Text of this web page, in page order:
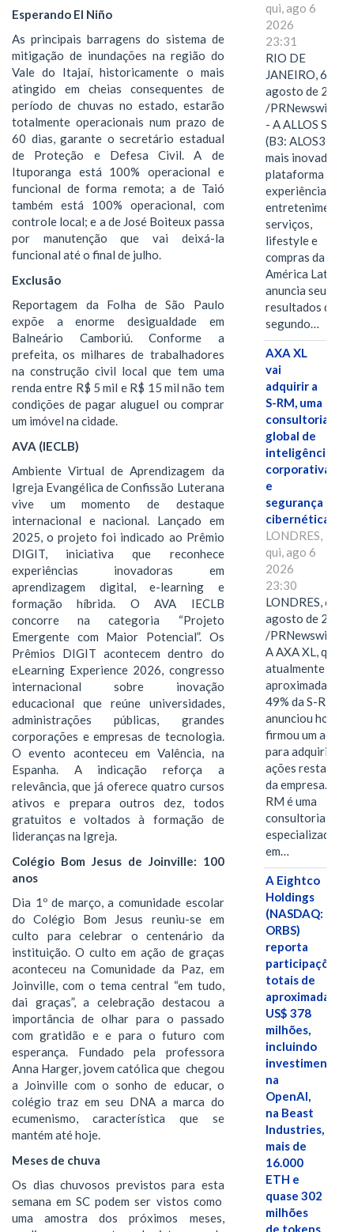
Esperando El Niño
As principais barragens do sistema de
mitigação de inundações na região do
Vale do Itajaí, historicamente o mais
atingido em cheias consequentes de
período de chuvas no estado, estarão
totalmente operacionais num prazo de
60 dias, garante o secretário estadual
de Proteção e Defesa Civil. A de
Ituporanga está 100% operacional e
funcional de forma remota; a de Taió
também está 100% operacional, com
controle local; e a de José Boiteux passa
por manutenção que vai deixá-la
funcional até o final de julho.
Exclusão
Reportagem da Folha de São Paulo
expõe a enorme desigualdade em
Balneário Camboriú. Conforme a
prefeita, os milhares de trabalhadores
na construção civil local que tem uma
renda entre R$ 5 mil e R$ 15 mil não tem
condições de pagar aluguel ou comprar
um imóvel na cidade.
AVA (IECLB)
Ambiente Virtual de Aprendizagem da
Igreja Evangélica de Confissão Luterana
vive um momento de destaque
internacional e nacional. Lançado em
2025, o projeto foi indicado ao Prêmio
DIGIT, iniciativa que reconhece
experiências inovadoras em
aprendizagem digital, e-learning e
formação híbrida. O AVA IECLB
concorre na categoria “Projeto
Emergente com Maior Potencial”. Os
Prêmios DIGIT acontecem dentro do
eLearning Experience 2026, congresso
internacional sobre inovação
educacional que reúne universidades,
administrações públicas, grandes
corporações e empresas de tecnologia.
O evento aconteceu em Valência, na
Espanha. A indicação reforça a
relevância, que já oferece quatro cursos
ativos e prepara outros dez, todos
gratuitos e voltados à formação de
lideranças na Igreja.
Colégio Bom Jesus de Joinville: 100
anos
Dia 1º de março, a comunidade escolar
do Colégio Bom Jesus reuniu-se em
culto para celebrar o centenário da
instituição. O culto em ação de graças
aconteceu na Comunidade da Paz, em
Joinville, com o tema central “em tudo,
dai graças”, a celebração destacou a
importância de olhar para o passado
com gratidão e e para o futuro com
esperança. Fundado pela professora
Anna Harger, jovem católica que chegou
a Joinville com o sonho de educar, o
colégio traz em seu DNA a marca do
ecumenismo, característica que se
mantém até hoje.
Meses de chuva
Os dias chuvosos previstos para esta
semana em SC podem ser vistos como
uma amostra dos próximos meses,
qui, ago 6
2026
23:31
RIO DE
JANEIRO, 6 de
agosto de 2026
/PRNewswire/ -
- A ALLOS S.A.
(B3: ALOS3), a
mais inovadora
plataforma de
experiências,
entretenimento,
serviços,
lifestyle e
compras da
América Latina
anuncia seus
resultados do
segundo…
AXA XL
vai
adquirir a
S-RM, uma
consultoria
global de
inteligência
corporativa
e
segurança
cibernética
LONDRES,
qui, ago 6
2026
23:30
LONDRES, 6 de
agosto de 2026
/PRNewswire/ --
A AXA XL, que
atualmente
49% da S-RM,
anunciou hoje
firmou um
para adquirir as
ações restantes
da empresa. A S-
RM é uma
consultoria
especializada
em…
A Eightco
Holdings
(NASDAQ:
ORBS)
reporta
participações
totais de
US$ 378
milhões,
incluindo
investimentos
na
OpenAI,
na Beast
Industries,
mais de
16.000
ETH e
quase 302
milhões
de tokens